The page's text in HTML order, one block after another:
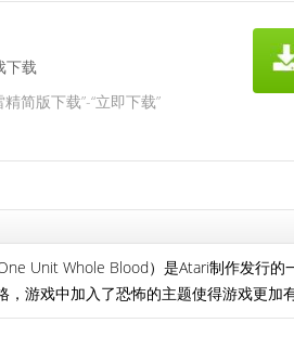
下载
简版下载”-“立即下载”
Unit Whole Blood）是Atari制作发行的
游戏中加入了恐怖的主题使得游戏更加